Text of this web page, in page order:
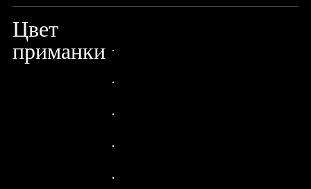
Цвет
приманки